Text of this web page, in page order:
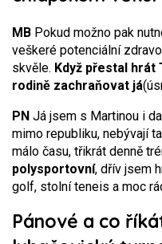
MB Pokud možno pak
veškeré potenciální
skvěle. Když přestal hrát
rodině zachraňovat já
PN Já jsem s Martinou i
mimo republiku, nebývají
málo času, třikrát denně
polysportovní, dřív jsem
golf, stolní teneis a moc
Pánové a co